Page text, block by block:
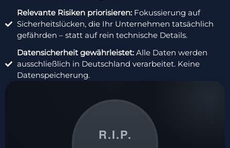
Relevante Risiken priorisieren: Fokussierung auf
Sicherheitslücken, die Ihr Unternehmen tatsächlich
gefährden – statt auf rein technische Details.
Datensicherheit gewährleistet: Alle Daten werden
ausschließlich in Deutschland verarbeitet. Keine
Datenspeicherung.
R.I.P.